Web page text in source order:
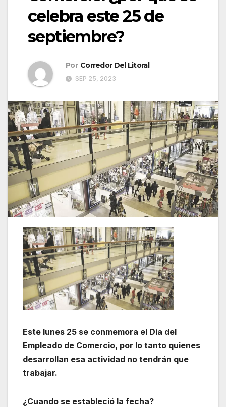
celebra este 25 de
septiembre?
Por Corredor Del Litoral
SEP 25, 2023
Este lunes 25 se conmemora el Día del
Empleado de Comercio, por lo tanto quienes
desarrollan esa actividad no tendrán que
trabajar.
¿Cuando se estableció la fecha?